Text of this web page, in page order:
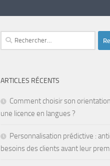
Rechercher :
ARTICLES RÉCENTS
Comment choisir son
une licence en langues ?
Personnalisation prédictive :
besoins des clients avant leur